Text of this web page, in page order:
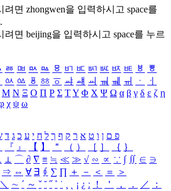
려면 zhongwen을 입력하시고 space를
려면 beijing을 입력하시고 space를 누르
ㅭ ㅮ ㅯ ㅰ ㅱ ㅲ ㅳ ㅴ ㅵ ㅶ ㅷ ㅸ
ㅹ
ㆂ ㆃ ㆄ ㆅ ㆆ ㆇ ㆈ ㆉ ㆊ ㆋ ㆌ ㆍ
ㆎ
Μ Ν Ξ Ο Π Ρ Σ ΤΥ Φ Χ Ψ Ω α β γ δ ε ζ η
χ ψ ω
פ ם ן ו ט א ר ק ף ך ל ח י ע כ ג ד
『 』 【 】 ＂ （ ） ［ ］ ｛ ｝
⊥ ⌒ ∂ ∇ ≡ ≒ ≪ ≫ √ ∽ ∝ ∵ ∫ ∬ ∈ ∋
⇒ ⇔ ∀ ∃ ∮ ∑ ∏ ＋ － ＜ ＝
＞
＼ ∼ ´ ～ ˇ ˘ ˝ ˚ ˙ ¸ ¡ ¿ ː ！ ＇ ， ． ／
：